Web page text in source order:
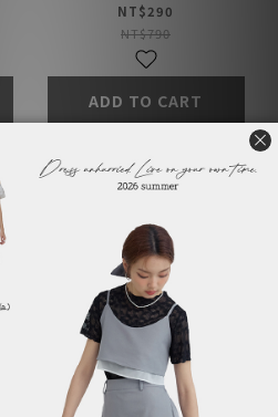
NT$290
NT$790
ADD TO CART
折扣商品